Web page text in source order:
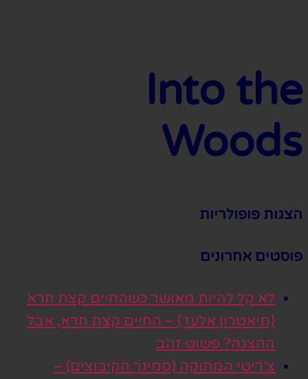
Into the
Woods
הצגות פופולריות
פוסטים אחרונים
לא קל להיות מאושר כשהחיים קצת חרא
(תיאטרון אלעד) – החיים קצת חרא, אבל
ההצגה? פשוט זהב
צ׳ריטי המתוקה (סמינר הקיבוצים) –